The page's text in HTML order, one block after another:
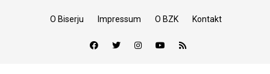
O Biserju Impressum O BZK Kontakt